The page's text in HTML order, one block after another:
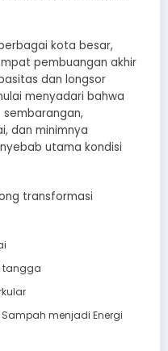
kota besar,
pembuangan akhir
dan longsor
menyadari bahwa
dan minimnya
utama kondisi
transformasi
tangga
Sampah menjadi Energi